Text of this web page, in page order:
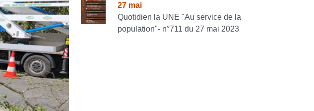
27 mai
Quotidien la UNE "Au service de la
population"- n°711 du 27 mai 2023